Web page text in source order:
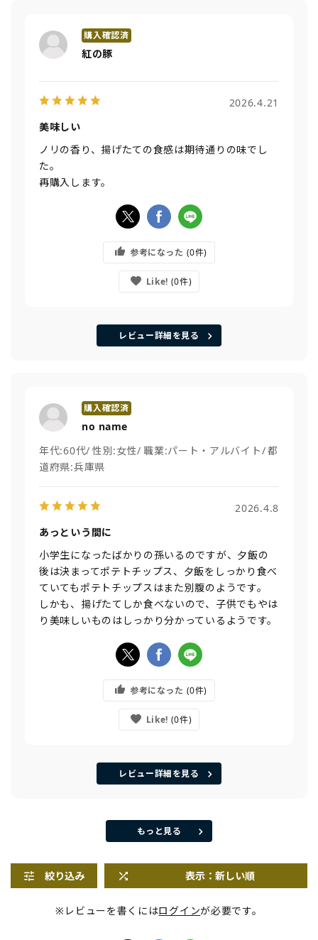
紅の豚
2026.4.21
美味しい
ノリの香り、揚げたての食感は期待通りの味でし
た。
再購入します。
参考になった 0
Like! 0
レビュー詳細を見る
no name
年代:60代 性別:女性 職業:パート・アルバイト 都
道府県:兵庫県
2026.4.8
あっという間に
小学生になったばかりの孫いるのですが、夕飯の
後は決まってポテトチップス、夕飯をしっかり食べ
ていてもポテトチップスはまた別腹のようです。
しかも、揚げたてしか食べないので、子供でもやは
り美味しいものはしっかり分かっているようです。
参考になった 0
Like! 0
レビュー詳細を見る
もっと見る
絞り込み 表示：新しい順
※レビューを書くにはログインが必要です。